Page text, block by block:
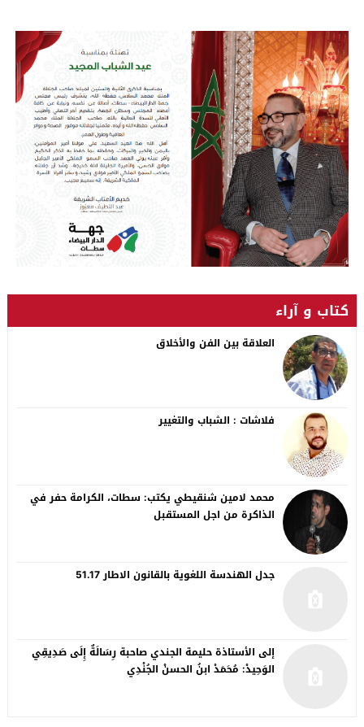
كتاب و آراء
العلاقة بين الفن والأخلاق
فلاشات : الشباب والتغيير
محمد لامين شنقيطي يكتب: سطات، الكرامة حفر في
الذاكرة من اجل المستقبل
جدل الهندسة اللغوية بالقانون الاطار 51.17
إلى الأستاذة حليمة الجندي صاحبة رِسَالَةٌ إِلَى صَدِيقِي
الوَحِيدْ: مُحَمَدْ ابنُ الحسنْ الجُنْدِي